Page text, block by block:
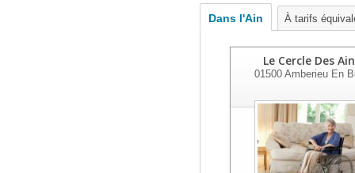
Dans l'Ain À tarifs
Le Cercle Des
01500Amberieu En